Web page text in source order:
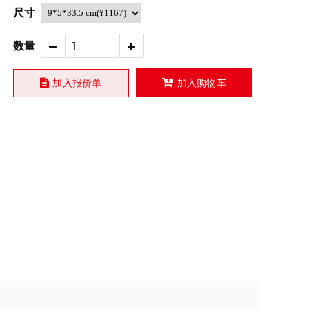
尺寸
数量
加入报价单 加入购物车